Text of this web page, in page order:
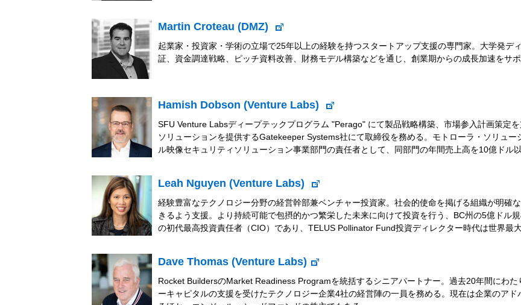
Martin Croteau (DMZ)
起業家・投資家・学術の立場で25年以上の経験を持つスタートアップ支援の専門家。大学発デ
証、資金調達戦略、ピッチ資料改善、財務モデル構築などを通じ、創業期からの成長加速をサポ
Hamish Dobson (Venture Labs)
SFU Venture Labsディープテックプログラム "Perago" にて製品戦略構築、市場参入計画策定
ソリューションを提供するGatekeeper Systems社にて取締役を務める。モトローラ・ソリュ
ル映像セキュリティソリューション事業部門の責任者として、同部門の年間売上高を10億ドル
Leah Nguyen (Venture Labs)
経験豊富なテクノロジー分野の経営幹部兼ベンチャー投資家。社会的使命を掲げる組織が明確
きるよう支援。より持続可能で包摂的かつ繁栄した未来に向けて投資を行う、BC州の5億ドル
の初代最高投資責任者（CIO）であり、TELUS Pollinator Fund投資ディレクター時代は世界最
Dave Thomas (Venture Labs)
Rocket BuildersのMarket Readiness Programを統括するシニアパートナー。過去20年間にわ
ーキャピタルの支援を受けたテクノロジー企業4社の経営陣の一員を務める。現在は企業のア